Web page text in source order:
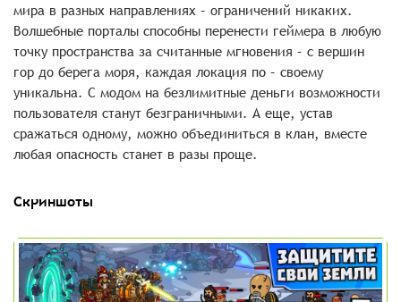
мира в разных направлениях – ограничений никаких.
Волшебные порталы способны перенести геймера в любую
точку пространства за считанные мгновения – с вершин
гор до берега моря, каждая локация по – своему
уникальна. С модом на безлимитные деньги возможности
пользователя станут безграничными. А еще, устав
сражаться одному, можно объединиться в клан, вместе
любая опасность станет в разы проще.
Скриншоты